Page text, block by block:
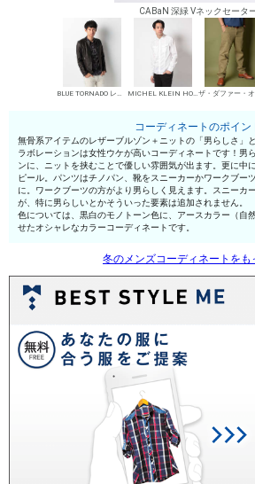
CABaN 深緑 Vネックセータ
BLUE TORNADO レザーブルゾン MICHEL KLEIN HOMME シャツ
コーディネートのポイン
無骨系アイテムのレザーブルゾン＋ニットの「男らしさ」
ラボレーションは女性ウケが高いコーディネートです！男
ンに、ニットを挟むことで優しい雰囲気が出ます。更に中
ピール。パンツはチノパン、靴をスニーカーかワークブー
に。ワークブーツの方がより男らしく見えます。スニーカ
が、特に男らしいとかそういった要素は追加されません。
色については、黒白のモノトーン色に、アースカラー（自
せたオシャレなカラーコーディネートです。
冬のメンズコーディネートをも